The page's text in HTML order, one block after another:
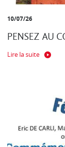
10/07/26
PENSEZ AU
Lire la suite